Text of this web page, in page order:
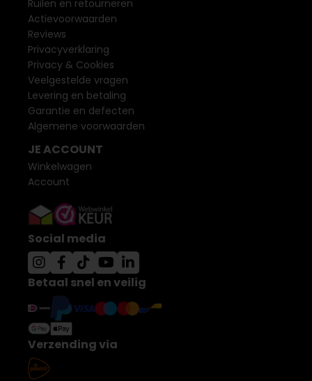
Ruilen en retourneren
Actievoorwaarden
Reviews
Privacyverklaring
Privacy & Cookies
Veelgestelde vragen
Levering en betaling
Garantie en defecten
Algemene voorwaarden
JE ACCOUNT
Winkelwagen
Account
Social media
Betaal snel en veilig
Verzending via